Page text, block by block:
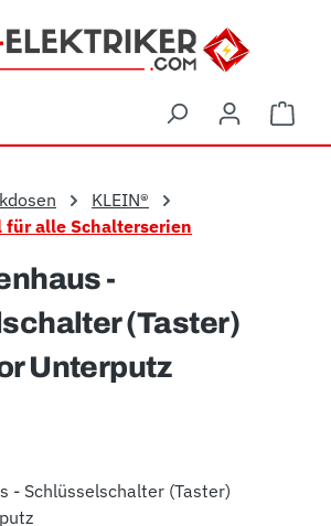
KLEIN®
für alle Schalterserien
-
(Taster)
Unterputz